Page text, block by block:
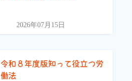
2026年07月15日
令和８年度版知って役立つ労
働法